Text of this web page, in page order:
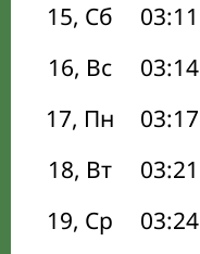
15, Сб
03:11
16, Вс
03:14
17, Пн
03:17
18, Вт
03:21
19, Ср
03:24